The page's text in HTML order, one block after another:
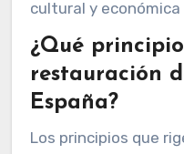
cultural y económica
¿Qué
restauración
España?
Los principios que